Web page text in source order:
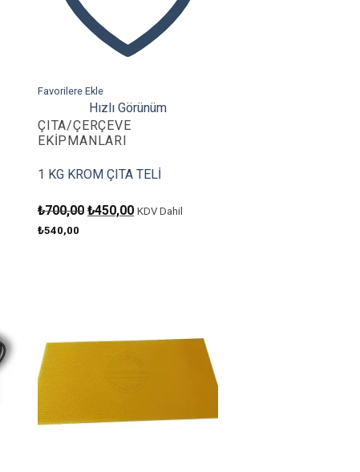
Favorilere Ekle
Hızlı Görünüm
ÇITA/ÇERÇEVE
EKIPMANLARI
1 KG KROM ÇITA TELİ
₺700,00 Orijinal
₺450,00Şu
KDV Dahil
₺540,00